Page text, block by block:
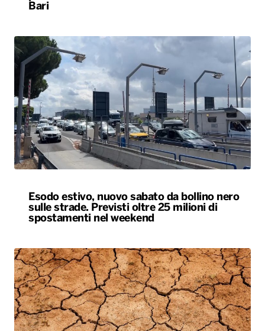
Bari
Esodo estivo, nuovo sabato da bollino nero
sulle strade. Previsti oltre 25 milioni di
spostamenti nel weekend